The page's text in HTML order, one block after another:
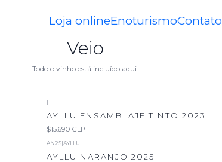
Loja onlineEnoturismoContato
Veio
Todo o vinho está incluído aqui.
|
AYLLU ENSAMBLAJE TINTO 2023
$15.690 CLP
AN25|AYLLU
AYLLU NARANJO 2025